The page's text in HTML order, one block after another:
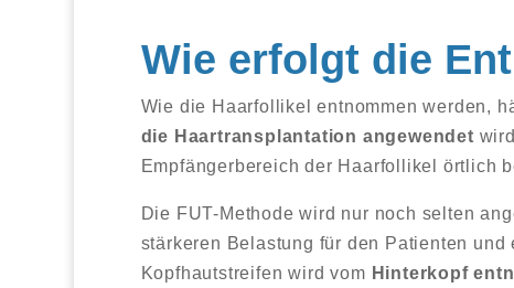
Wie erfolgt die
Wie die Haarfollikel entnommen werden,
die Haartransplantation angewendet
Empfängerbereich der Haarfollikel örtlich
Die FUT-Methode wird nur noch selten
stärkeren Belastung für den Patienten
Kopfhautstreifen wird vom Hinterkopf